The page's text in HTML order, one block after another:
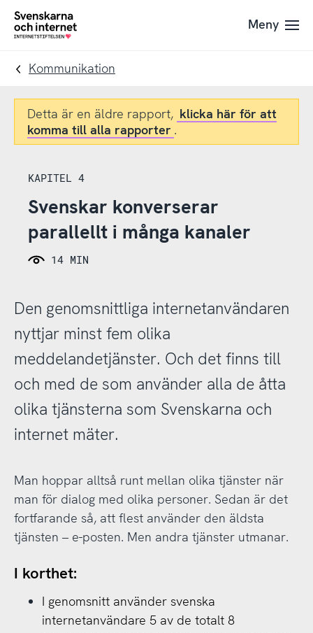
Till
navigation
Till
innehåll
To
Meny
Kommunikation
Detta är en äldre rapport, klicka här för att
komma till alla rapporter .
KAPITEL 4
Svenskar konverserar
parallellt i många kanaler
14 MIN
Den genomsnittliga internetanvändaren
nyttjar minst fem olika
meddelandetjänster. Och det finns till
och med de som använder alla de åtta
olika tjänsterna som Svenskarna och
internet mäter.
Man hoppar alltså runt mellan olika tjänster när
man för dialog med olika personer. Sedan är det
fortfarande så, att flest använder den äldsta
tjänsten – e-posten. Men andra tjänster utmanar.
I korthet:
I genomsnitt använder svenska
internetanvändare 5 av de totalt 8